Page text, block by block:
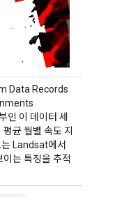
Data Records
인 이 데이터 세
균 월별 속도 지
Landsat에서
는 특징을 추적